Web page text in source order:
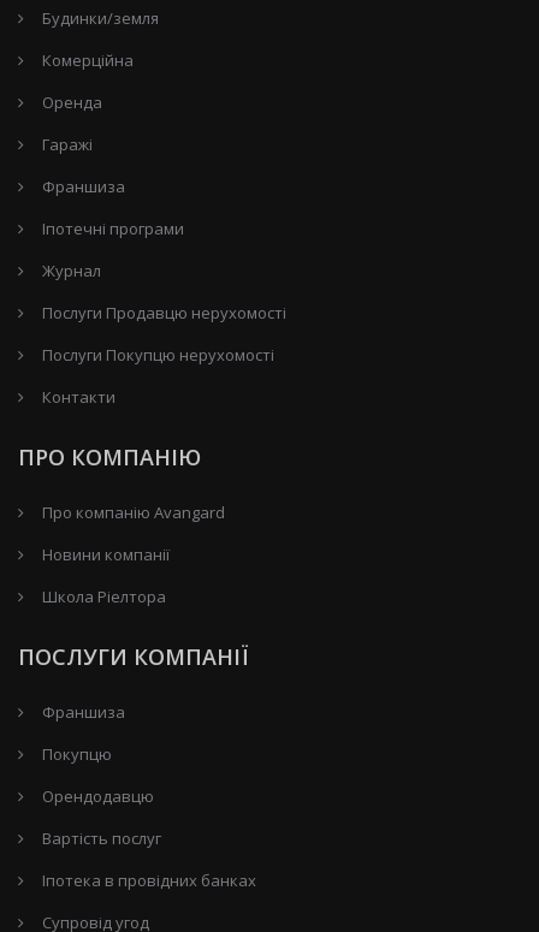
Будинки/земля
Комерційна
Оренда
Гаражі
Франшиза
Іпотечні програми
Журнал
Послуги Продавцю нерухомості
Послуги Покупцю нерухомості
Контакти
ПРО КОМПАНІЮ
Про компанію Avangard
Новини компанії
Школа Ріелтора
ПОСЛУГИ КОМПАНІЇ
Франшиза
Покупцю
Орендодавцю
Вартість послуг
Іпотека в провідних банках
Супровід угод